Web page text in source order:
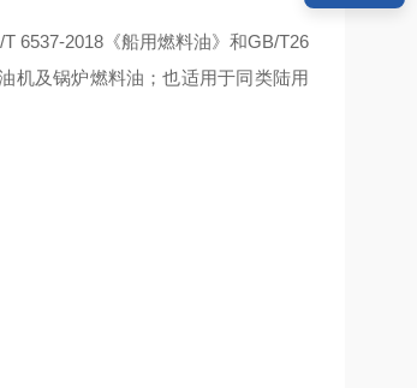
6537-2018《船用燃料油》和GB/T26
机及锅炉燃料油；也适用于同类陆用